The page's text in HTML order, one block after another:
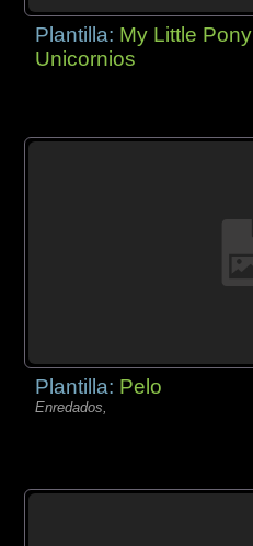
Plantilla: My Little Pony
Unicornios
Plantilla: Pelo
Enredados,